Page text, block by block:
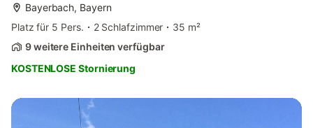
Bayerbach, Bayern
Platz für 5 Pers.
2 Schlafzimmer
35 m²
9 weitere Einheiten verfügbar
KOSTENLOSE Stornierung